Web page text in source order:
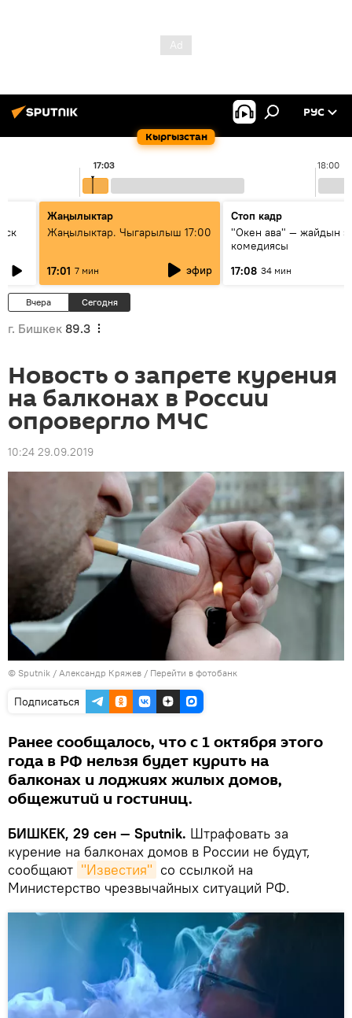
Кыргызстан
РУС
18:00
17:03
Жаңылыктар
Жаңылыктар. Чыгарылыш 17:00
17:01 7 мин эфир
Стоп кадр
"Окен ава" — жайдын
комедиясы
17:08 34 мин
Вчера Сегодня
г. Бишкек 89.3
Новость о запрете курения
на балконах в России
опровергло МЧС
10:24 29.09.2019
© Sputnik / Александр Кряжев / Перейти в фотобанк
Подписаться
Ранее сообщалось, что с 1 октября этого
года в РФ нельзя будет курить на
балконах и лоджиях жилых домов,
общежитий и гостиниц.
БИШКЕК, 29 сен — Sputnik. Штрафовать за
курение на балконах домов в России не будут,
сообщают "Известия" со ссылкой на
Министерство чрезвычайных ситуаций РФ.